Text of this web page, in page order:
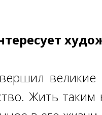
великие
Жить